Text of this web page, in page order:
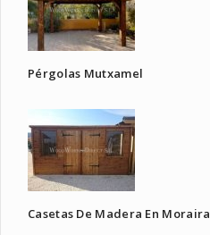
Pérgolas Mutxamel
Casetas De Madera En Moraira